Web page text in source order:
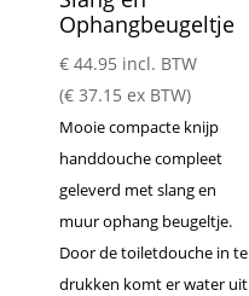
Ophangbeugeltje
€ 44.95 incl. BTW
(€ 37.15 ex BTW)
Mooie compacte knijp
handdouche compleet
geleverd met slang en
muur ophang beugeltje.
Door de toiletdouche in te
drukken komt er water uit